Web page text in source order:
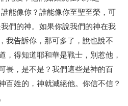
能像你？誰能像你至聖至榮，可
們的神。如果你說我們的神在我
我告訴你，那可多了，說也說不
，得知道耶和華是戰士，別惹他，
畏，是不是？我們這些是神的百
百姓的，神就滅絕他。你信不信？